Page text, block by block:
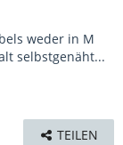
weder in M
selbstgenäht...
TEILEN